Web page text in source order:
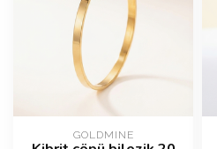
GOLDMINE